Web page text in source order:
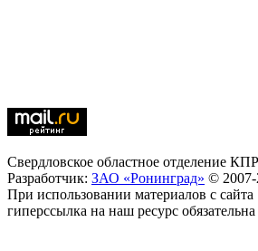
Свердловское областное отделение
Разработчик: ЗАО «Ронинград» © 2007-
При использовании материалов с сайта
гиперссылка на наш ресурс обязательна